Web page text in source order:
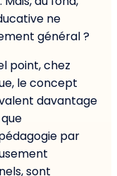
ne
général ?
point, chez
le concept
davantage
par
sont